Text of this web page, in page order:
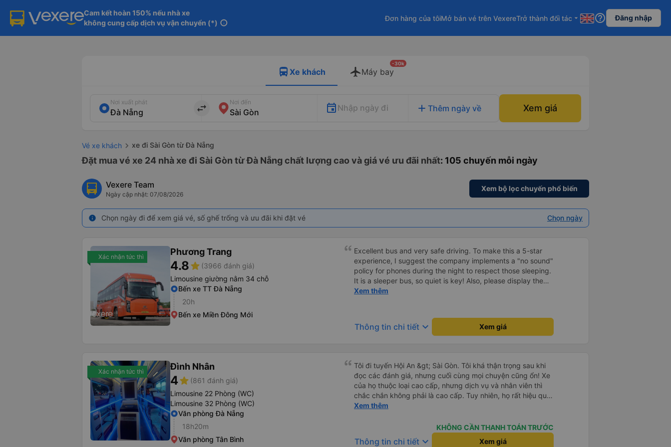
Cam kết hoàn 150% nếu nhà xe
không cung cấp dịch vụ vận chuyển (*) info
Đơn hàng của tôiMở bán vé trên VexereTrở thành đối tác arrow_drop_down help_outline Đăng nhập
Xe khách Máy bay
-30k
Nơi xuất phát
import_export
Nơi đến
Nhập ngày đi add Thêm ngày về Xem giá
Vé xe khách xe đi Sài Gòn từ Đà Nẵng
Đặt mua vé xe 24 nhà xe đi Sài Gòn từ Đà Nẵng chất lượng cao và giá vé ưu đãi nhất: 105 chuyến mỗi ngày
Vexere Team
Ngày cập nhật: 07/08/2026
Xem bộ lọc chuyến phổ biến
info Chọn ngày đi để xem giá vé, số ghế trống và ưu đãi khi đặt vé Chọn ngày
Xác nhận tức thì Phương Trang
4.8star (3966 đánh giá)
Limousine giường nằm 34 chỗ
Bến xe TT Đà Nẵng
20h
Bến xe Miền Đông Mới
Excellent bus and very safe driving. To make this a 5-star
experience, I suggest the company implements a "no sound"
policy for phones during the night to respect those sleeping.
It is a sleeper bus, so quiet is key! Also, please display the
Wi-Fi password clearly inside the cabin for convenience. I
hơn, tôi góp ý nhà xe nên có quy định rõ ràng về việc giữ im
lặng (tắt âm thanh điện thoại) vào ban đêm để tránh làm
Tôi vẫn sẽ tiếp tục ủng hộ nhà xe trong tương lai!
Xem thêm
Thông tin chi tiết keyboard_arrow_down Xem giá
Xác nhận tức thì Đình Nhân
4star (861 đánh giá)
Limousine 22 Phòng (WC)
Limousine 32 Phòng (WC)
Văn phòng Đà Nẵng
18h20m
Văn phòng Tân Bình
Tôi đi tuyến Hội An &gt; Sài Gòn. Tôi khá thận trọng sau khi
đọc các đánh giá, nhưng cuối cùng mọi chuyện cũng ổn! Xe
của họ thuộc loại cao cấp, nhưng dịch vụ và nhân viên thì
chắc chắn không phải là cao cấp. Tuy nhiên, họ rất hiệu quả
và có năng lực. Họ có văn phòng riêng ở Hội An, điều này
đường cao tốc, nơi chúng tôi gặp xe buýt. Chúng tôi dừng lại
ăn tối ở một quán ăn rẻ, khá ngon lúc 8:30 tối. Chắc hẳn họ
Xem thêm
KHÔNG CẦN THANH TOÁN TRƯỚC
Thông tin chi tiết keyboard_arrow_down Xem giá